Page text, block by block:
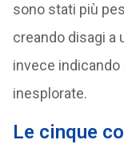
sono stati più
creando disagi a
invece indicando
inesplorate.
Le cinque